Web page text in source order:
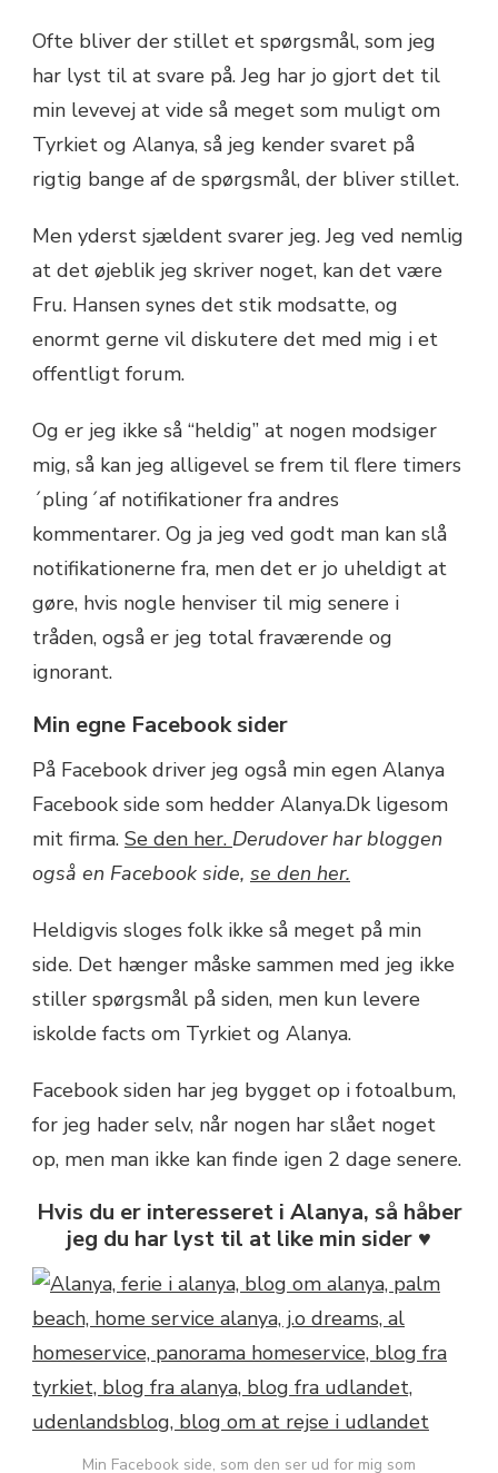
Ofte bliver der stillet et spørgsmål, som jeg
har lyst til at svare på. Jeg har jo gjort det til
min levevej at vide så meget som muligt om
Tyrkiet og Alanya, så jeg kender svaret på
rigtig bange af de spørgsmål, der bliver stillet.
Men yderst sjældent svarer jeg. Jeg ved nemlig
at det øjeblik jeg skriver noget, kan det være
Fru. Hansen synes det stik modsatte, og
enormt gerne vil diskutere det med mig i et
offentligt forum.
Og er jeg ikke så “heldig” at nogen modsiger
mig, så kan jeg alligevel se frem til flere timers
´pling´af notifikationer fra andres
kommentarer. Og ja jeg ved godt man kan slå
notifikationerne fra, men det er jo uheldigt at
gøre, hvis nogle henviser til mig senere i
tråden, også er jeg total fraværende og
ignorant.
Min egne Facebook sider
På Facebook driver jeg også min egen Alanya
Facebook side som hedder Alanya.Dk ligesom
mit firma. Se den her. Derudover har bloggen
også en Facebook side, se den her.
Heldigvis sloges folk ikke så meget på min
side. Det hænger måske sammen med jeg ikke
stiller spørgsmål på siden, men kun levere
iskolde facts om Tyrkiet og Alanya.
Facebook siden har jeg bygget op i fotoalbum,
for jeg hader selv, når nogen har slået noget
op, men man ikke kan finde igen 2 dage senere.
Hvis du er interesseret i Alanya, så håber
jeg du har lyst til at like min sider ♥
Min Facebook side, som den ser ud for mig som